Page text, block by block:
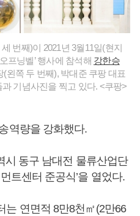
번째)이 2021년 3월11일(현지
프닝벨’ 행사에 참석해 강한승
왼쪽 두 번째), 박대준 쿠팡 대표
기념사진을 찍고 있다. <쿠팡>
역량을 강화했다.
시 동구 남대전 물류산업단
트센터 준공식’을 열었다.
는 연면적 8만8천㎡(2만66